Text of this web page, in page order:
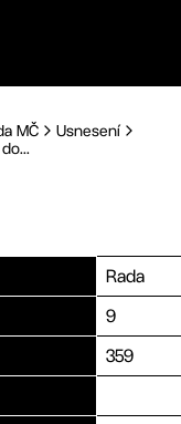
MČ
Usnesení
Rada
9
359